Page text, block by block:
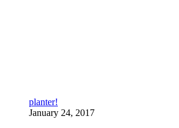
planter!
January 24, 2017